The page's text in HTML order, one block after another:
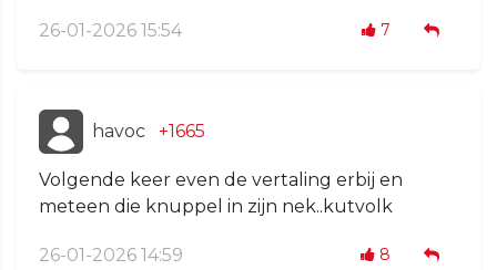
26-01-2026 15:54 7
havoc +1665
Volgende keer even de vertaling erbij en
meteen die knuppel in zijn nek..kutvolk
26-01-2026 14:59 8